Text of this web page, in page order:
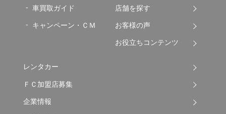
車買取ガイド
キャンペーン・ＣＭ
店舗を探す
お客様の声
お役立ちコンテンツ
レンタカー
ＦＣ加盟店募集
企業情報